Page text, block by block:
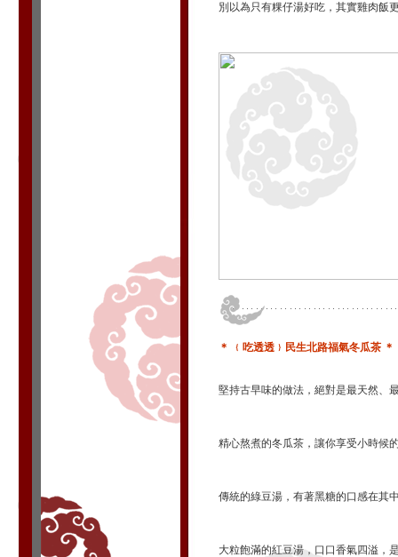
別以為只有粿仔湯好吃，其實雞肉飯
＊ ﹛吃透透﹜民生北路福氣冬瓜茶 ＊
堅持古早味的做法，絕對是最天然、
精心熬煮的冬瓜茶，讓你享受小時候
傳統的綠豆湯，有著黑糖的口感在其
大粒飽滿的紅豆湯，口口香氣四溢，